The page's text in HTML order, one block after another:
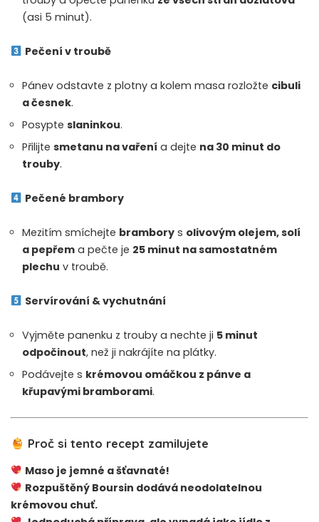
(asi 5 minut).
Pečení v troubě
Pánev odstavte z plotny a kolem masa rozložte cibuli
a česnek.
Posypte slaninkou.
Přilijte smetanu na vaření a dejte na 30 minut do
trouby.
Pečené brambory
Mezitím smíchejte brambory s olivovým olejem, solí
a pepřem a pečte je 25 minut na samostatném
plechu v troubě.
Servírování & vychutnání
Vyjměte panenku z trouby a nechte ji 5 minut
odpočinout, než ji nakrájíte na plátky.
Podávejte s krémovou omáčkou z pánve a
křupavými bramborami.
Proč si tento recept zamilujete
Maso je jemné a šťavnaté!
Rozpuštěný Boursin dodává neodolatelnou
krémovou chuť.